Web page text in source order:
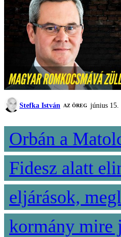
Stefka István AZ ÖREG június 15.
Orbán a
Fidesz alatt
eljárások,
kormány mire